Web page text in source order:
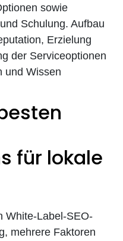
sowie
Schulung. Aufbau
Erzielung
der Serviceoptionen
und Wissen
für lokale
White-Label-SEO-
mehrere Faktoren